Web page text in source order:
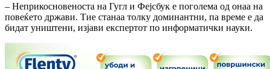
– Неприкосновеноста на Гугл и Фејсбук е поголема од онаа на
повеќето држави. Тие станаа толку доминантни, па време е да
бидат уништени, изјави експертот по информатички науки.